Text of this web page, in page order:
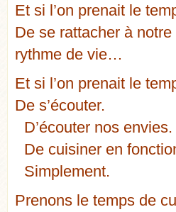
Et si l’on prenait le
De se rattacher à
rythme de vie…
Et si l’on prenait le
De s’écouter.
D’écouter nos envies.
De cuisiner en
Simplement.
Prenons le temps de